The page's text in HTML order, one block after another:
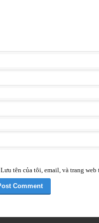
Lưu tên của tôi, email, và trang